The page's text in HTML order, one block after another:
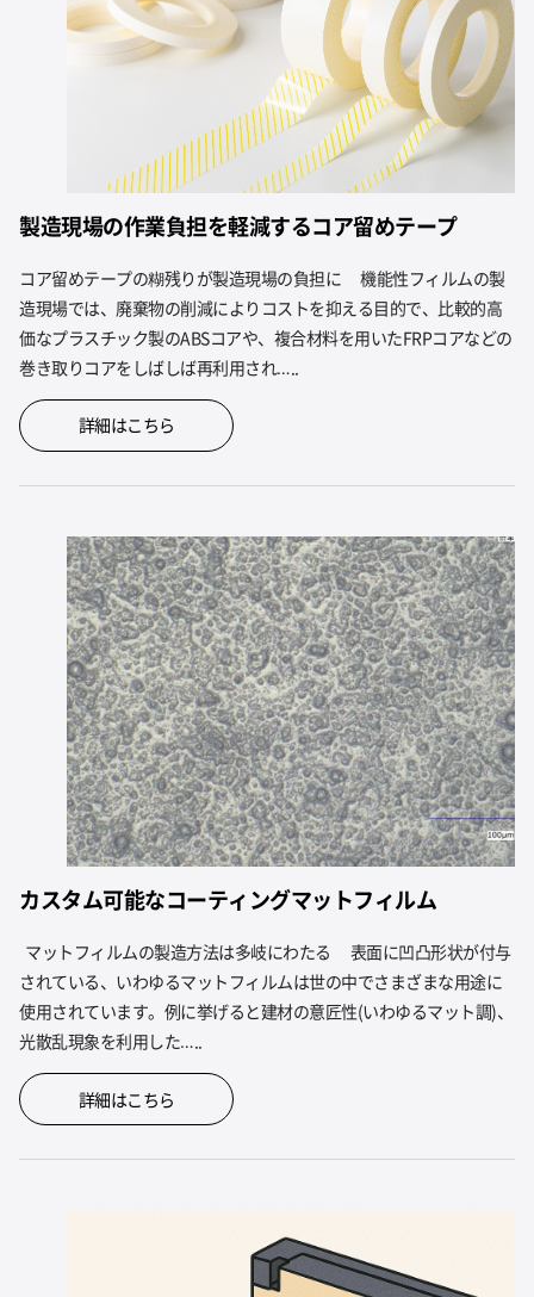
製造現場の作業負担を軽減するコア留めテープ
コア留めテープの糊残りが製造現場の負担に 機能性フィルムの製
造現場では、廃棄物の削減によりコストを抑える目的で、比較的高
価なプラスチック製のABSコアや、複合材料を用いたFRPコアなどの
巻き取りコアをしばしば再利用され…..
詳細はこちら
カスタム可能なコーティングマットフィルム
マットフィルムの製造方法は多岐にわたる 表面に凹凸形状が付与
されている、いわゆるマットフィルムは世の中でさまざまな用途に
使用されています。例に挙げると建材の意匠性(いわゆるマット調)、
光散乱現象を利用した…..
詳細はこちら